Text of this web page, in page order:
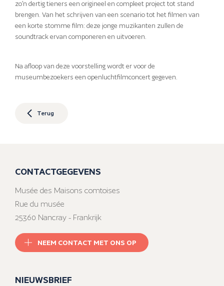
zo’n dertig tieners een origineel en compleet project tot stand
brengen. Van het schrijven van een scenario tot het filmen van
een korte stomme film: deze jonge muzikanten zullen de
soundtrack ervan componeren en uitvoeren.
Na afloop van deze voorstelling wordt er voor de
museumbezoekers een openluchtfilmconcert gegeven.
Terug
CONTACTGEGEVENS
Musée des Maisons comtoises
Rue du musée
25360 Nancray - Frankrijk
NEEM CONTACT MET ONS OP
NIEUWSBRIEF